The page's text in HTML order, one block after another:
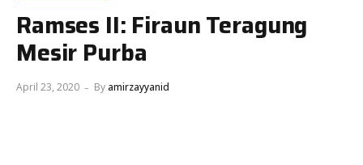
Ramses II: Firaun Teragung
Mesir Purba
April 23, 2020 By amirzayyanid